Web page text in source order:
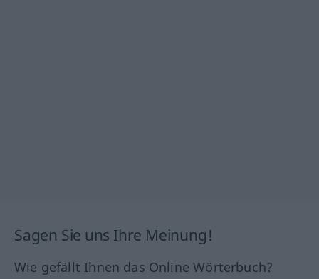
Sagen Sie uns Ihre Meinung!
Wie gefällt Ihnen das Online Wörterbuch?